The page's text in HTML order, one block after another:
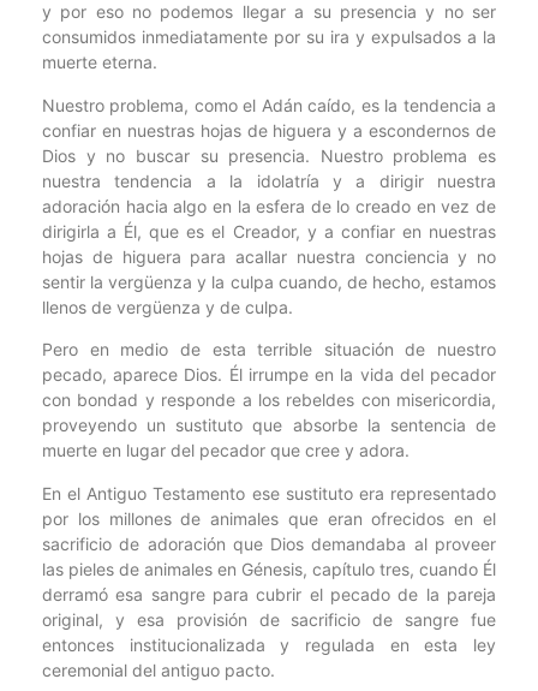
y por eso no podemos llegar a su presencia y no ser
consumidos inmediatamente por su ira y expulsados a la
muerte eterna.
Nuestro problema, como el Adán caído, es la tendencia a
confiar en nuestras hojas de higuera y a escondernos de
Dios y no buscar su presencia. Nuestro problema es
nuestra tendencia a la idolatría y a dirigir nuestra
adoración hacia algo en la esfera de lo creado en vez de
dirigirla a Él, que es el Creador, y a confiar en nuestras
hojas de higuera para acallar nuestra conciencia y no
sentir la vergüenza y la culpa cuando, de hecho, estamos
llenos de vergüenza y de culpa.
Pero en medio de esta terrible situación de nuestro
pecado, aparece Dios. Él irrumpe en la vida del pecador
con bondad y responde a los rebeldes con misericordia,
proveyendo un sustituto que absorbe la sentencia de
muerte en lugar del pecador que cree y adora.
En el Antiguo Testamento ese sustituto era representado
por los millones de animales que eran ofrecidos en el
sacrificio de adoración que Dios demandaba al proveer
las pieles de animales en Génesis, capítulo tres, cuando Él
derramó esa sangre para cubrir el pecado de la pareja
original, y esa provisión de sacrificio de sangre fue
entonces institucionalizada y regulada en esta ley
ceremonial del antiguo pacto.